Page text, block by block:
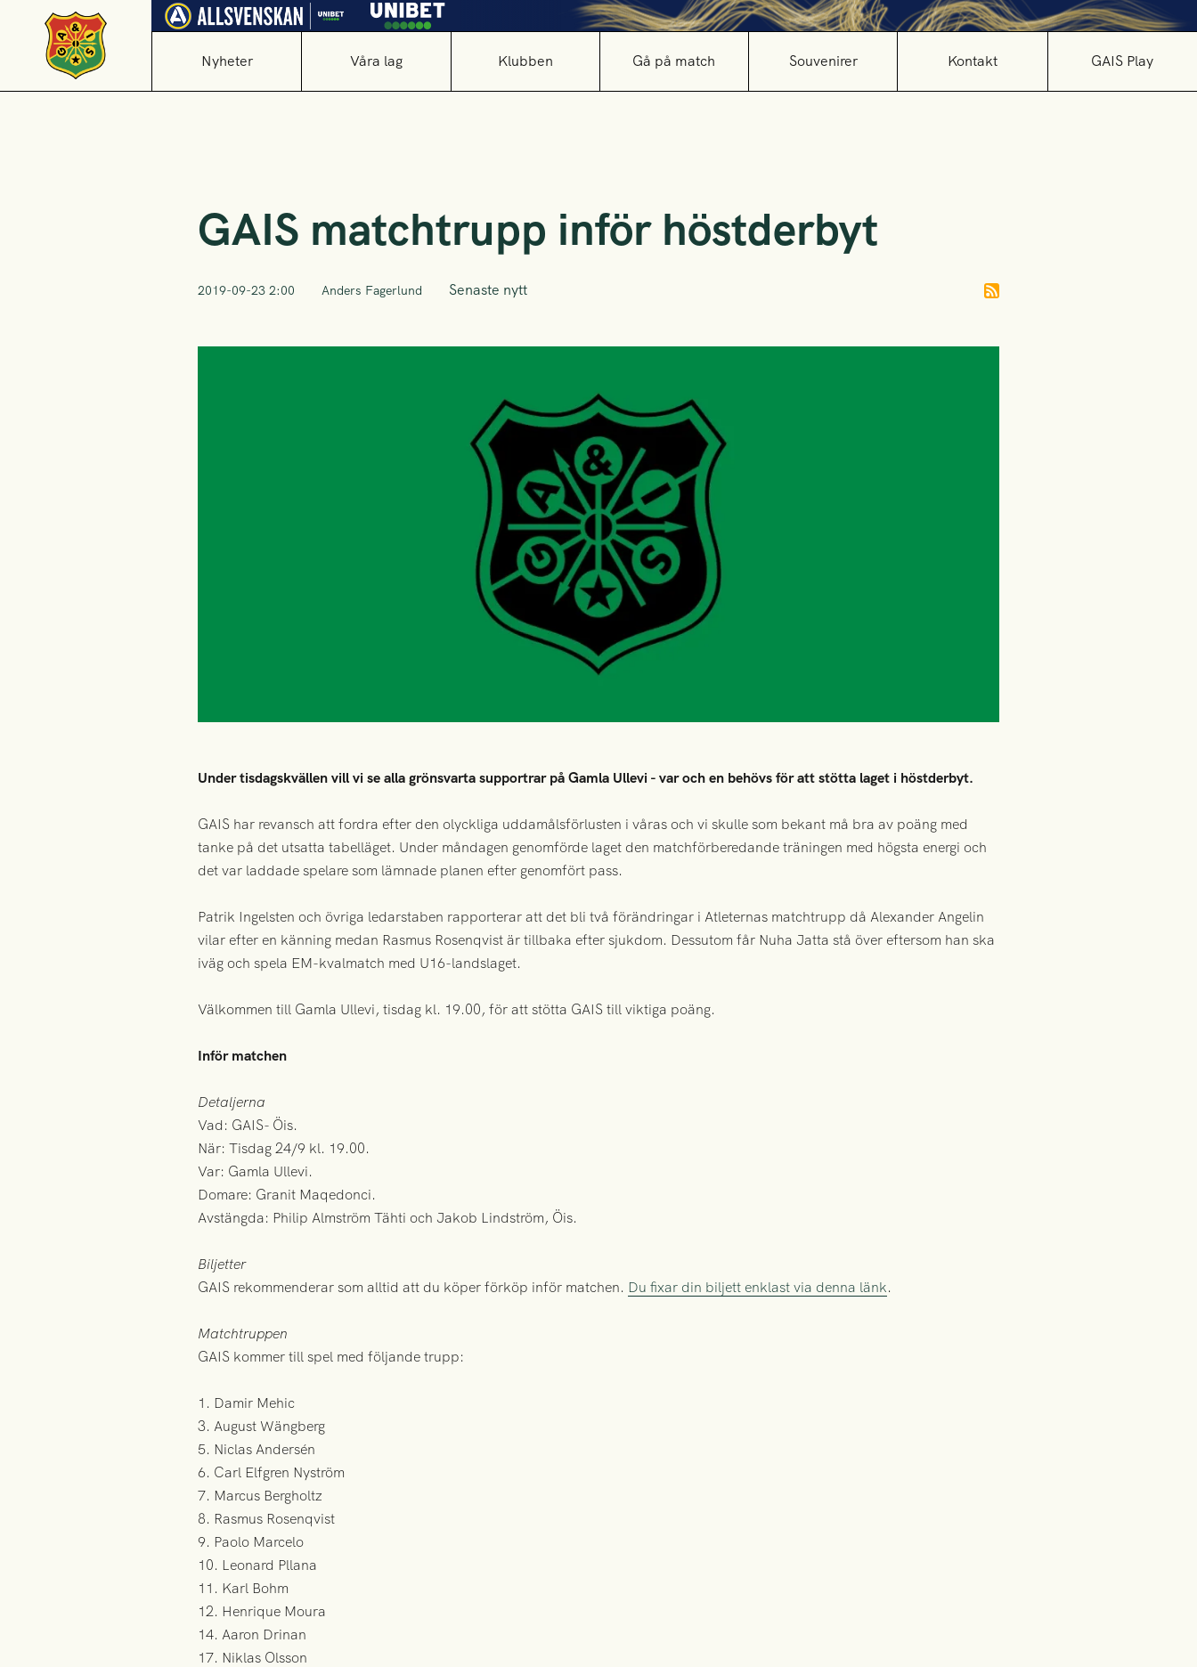
Nyheter Våra lag Klubben Gå på match Souvenirer Kontakt GAIS Play
GAIS matchtrupp inför höstderbyt
2019-09-23 2:00 Anders Fagerlund Senaste nytt
Under tisdagskvällen vill vi se alla grönsvarta supportrar på Gamla Ullevi - var och en behövs för att stötta laget i höstderbyt.
GAIS har revansch att fordra efter den olyckliga uddamålsförlusten i våras och vi skulle som bekant må bra av poäng med
tanke på det utsatta tabelläget. Under måndagen genomförde laget den matchförberedande träningen med högsta energi och
det var laddade spelare som lämnade planen efter genomfört pass.
Patrik Ingelsten och övriga ledarstaben rapporterar att det bli två förändringar i Atleternas matchtrupp då Alexander Angelin
vilar efter en känning medan Rasmus Rosenqvist är tillbaka efter sjukdom. Dessutom får Nuha Jatta stå över eftersom han ska
iväg och spela EM-kvalmatch med U16-landslaget.
Välkommen till Gamla Ullevi, tisdag kl. 19.00, för att stötta GAIS till viktiga poäng.
Inför matchen
Detaljerna
Vad: GAIS- Öis.
När: Tisdag 24/9 kl. 19.00.
Var: Gamla Ullevi.
Domare: Granit Maqedonci.
Avstängda: Philip Almström Tähti och Jakob Lindström, Öis.
Biljetter
GAIS rekommenderar som alltid att du köper förköp inför matchen. Du fixar din biljett enklast via denna länk.
Matchtruppen
GAIS kommer till spel med följande trupp:
1. Damir Mehic
3. August Wängberg
5. Niclas Andersén
6. Carl Elfgren Nyström
7. Marcus Bergholtz
8. Rasmus Rosenqvist
9. Paolo Marcelo
10. Leonard Pllana
11. Karl Bohm
12. Henrique Moura
14. Aaron Drinan
17. Niklas Olsson